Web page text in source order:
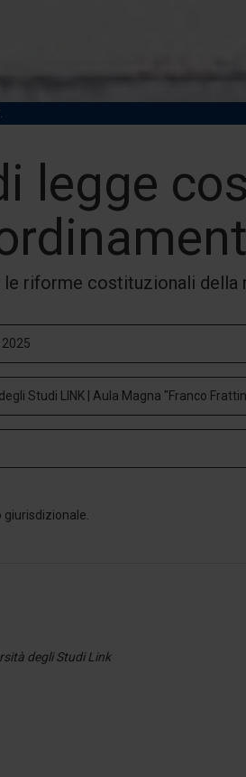
legge
le riforme costituzionali della
Studi LINK | Aula Magna "Franco
degli Studi Link